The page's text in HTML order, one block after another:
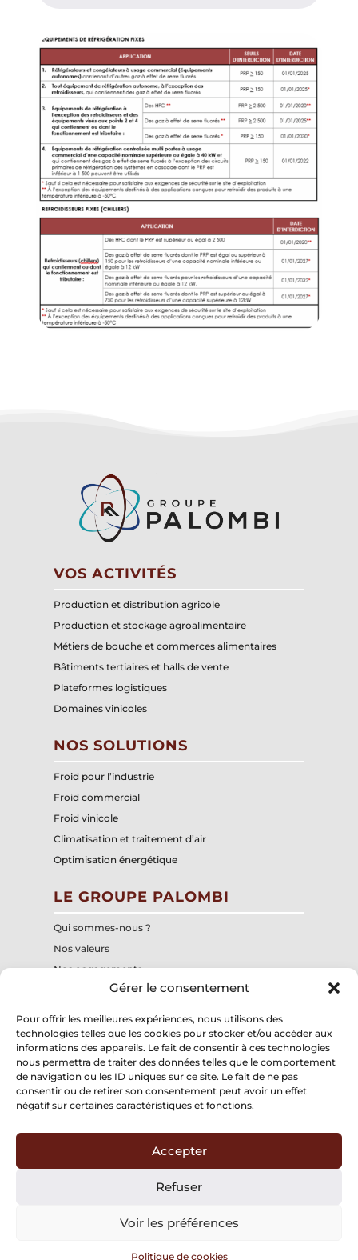
Gérer le consentement
Pour offrir les meilleures expériences, nous utilisons des
technologies telles que les cookies pour stocker et/ou accéder aux
informations des appareils. Le fait de consentir à ces technologies
nous permettra de traiter des données telles que le comportement
de navigation ou les ID uniques sur ce site. Le fait de ne pas
consentir ou de retirer son consentement peut avoir un effet
négatif sur certaines caractéristiques et fonctions.
Accepter
Refuser
Voir les préférences
Politique de cookies
VOS ACTIVITÉS
Production et distribution agricole
Production et stockage agroalimentaire
Métiers de bouche et commerces alimentaires
Bâtiments tertiaires et halls de vente
Plateformes logistiques
Domaines vinicoles
NOS SOLUTIONS
Froid pour l’industrie
Froid commercial
Froid vinicole
Climatisation et traitement d’air
Optimisation énergétique
LE GROUPE PALOMBI
Qui sommes-nous ?
Nos valeurs
Nos engagements
Notre centre de formation interne
Groupe Palombi
197, chemin du Mitan
84300 CAVAILLON
Mentions légales